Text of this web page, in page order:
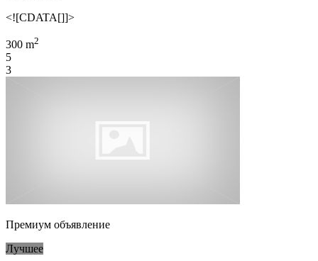
<![CDATA[]]>
300 m2
5
3
Премиум объявление
Лучшее